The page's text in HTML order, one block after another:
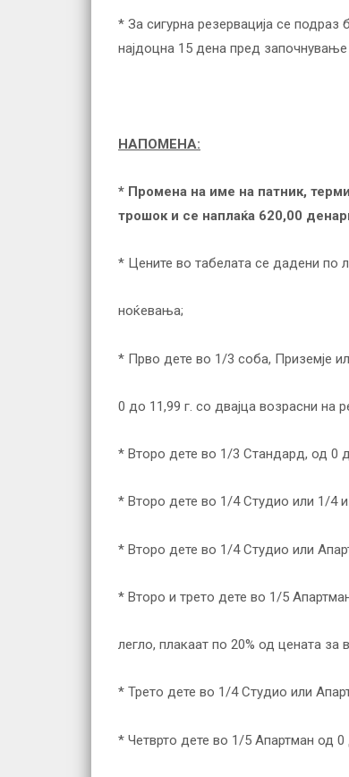
* За сигурна резервација се
најдоцна 15 дена пред
НАПОМЕНА:
* Промена на име на патник,
трошок и се наплаќа 620,00
* Цените во табелата се дадени
ноќевања;
* Прво дете во 1/3 соба, Приземје
0 до 11,99 г. со двајца возрасни
* Второ дете во 1/3 Стандард, од 0
* Второ дете во 1/4 Студио или 1/4
* Второ дете во 1/4 Студио или
* Второ и трето дете во 1/5
легло, плакаат по 20% од цената за
* Трето дете во 1/4 Студио или
* Четврто дете во 1/5 Апартман од